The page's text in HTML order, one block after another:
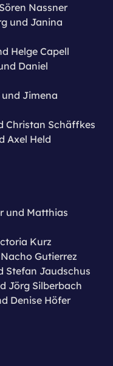
Nassner
und Janina
Helge Capell
Daniel
Jimena
Christan Schäffkes
Axel Held
und Matthias
Kurz
Gutierrez
Stefan Jaudschus
Jörg Silberbach
Denise Höfer